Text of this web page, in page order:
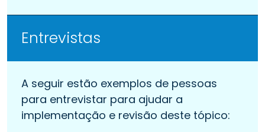
Entrevistas
A seguir estão exemplos de pessoas
para entrevistar para ajudar a
implementação e revisão deste tópico: